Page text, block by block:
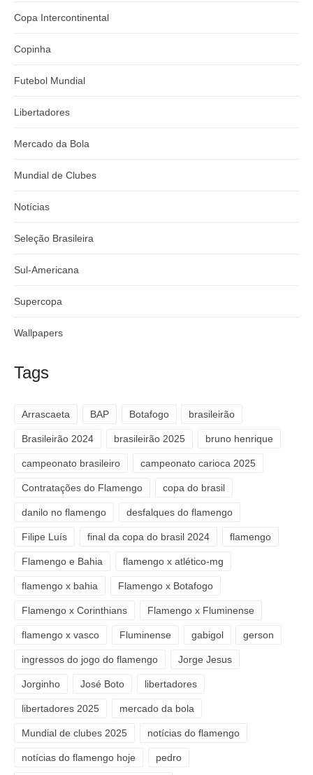
Copa Intercontinental
Copinha
Futebol Mundial
Libertadores
Mercado da Bola
Mundial de Clubes
Notícias
Seleção Brasileira
Sul-Americana
Supercopa
Wallpapers
Tags
Arrascaeta BAP Botafogo brasileirão
Brasileirão 2024 brasileirão 2025 bruno henrique
campeonato brasileiro campeonato carioca 2025
Contratações do Flamengo copa do brasil
danilo no flamengo desfalques do flamengo
Filipe Luís final da copa do brasil 2024 flamengo
Flamengo e Bahia flamengo x atlético-mg
flamengo x bahia Flamengo x Botafogo
Flamengo x Corinthians Flamengo x Fluminense
flamengo x vasco Fluminense gabigol gerson
ingressos do jogo do flamengo Jorge Jesus
Jorginho José Boto libertadores
libertadores 2025 mercado da bola
Mundial de clubes 2025 notícias do flamengo
notícias do flamengo hoje pedro